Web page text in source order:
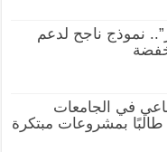
نموذج ناجح لدعم
في الجامعات